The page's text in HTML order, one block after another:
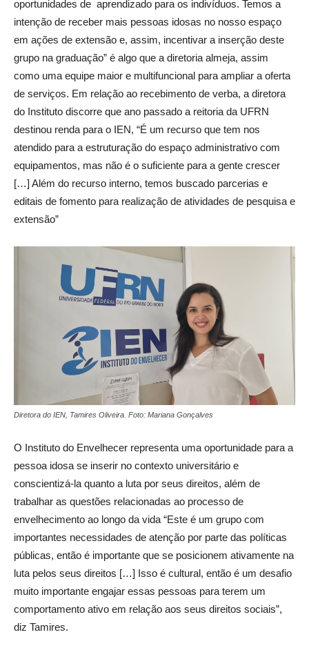
oportunidades de aprendizado para os indivíduos. Temos a
intenção de receber mais pessoas idosas no nosso espaço
em ações de extensão e, assim, incentivar a inserção deste
grupo na graduação” é algo que a diretoria almeja, assim
como uma equipe maior e multifuncional para ampliar a oferta
de serviços. Em relação ao recebimento de verba, a diretora
do Instituto discorre que ano passado a reitoria da UFRN
destinou renda para o IEN, “É um recurso que tem nos
atendido para a estruturação do espaço administrativo com
equipamentos, mas não é o suficiente para a gente crescer
[…] Além do recurso interno, temos buscado parcerias e
editais de fomento para realização de atividades de pesquisa e
extensão”
Diretora do IEN, Tamires Oliveira. Foto: Mariana Gonçalves
O Instituto do Envelhecer representa uma oportunidade para a
pessoa idosa se inserir no contexto universitário e
conscientizá-la quanto a luta por seus direitos, além de
trabalhar as questões relacionadas ao processo de
envelhecimento ao longo da vida “Este é um grupo com
importantes necessidades de atenção por parte das políticas
públicas, então é importante que se posicionem ativamente na
luta pelos seus direitos […] Isso é cultural, então é um desafio
muito importante engajar essas pessoas para terem um
comportamento ativo em relação aos seus direitos sociais”,
diz Tamires.